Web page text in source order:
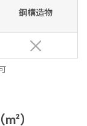
鋼構造物
）